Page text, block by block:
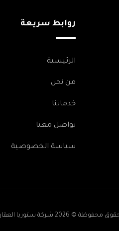
روابط سريعة
الرئيسية
من نحن
خدماتنا
تواصل معنا
سياسة الخصوصية
محفوظة © 2026 شركة ستوريا العقارية |